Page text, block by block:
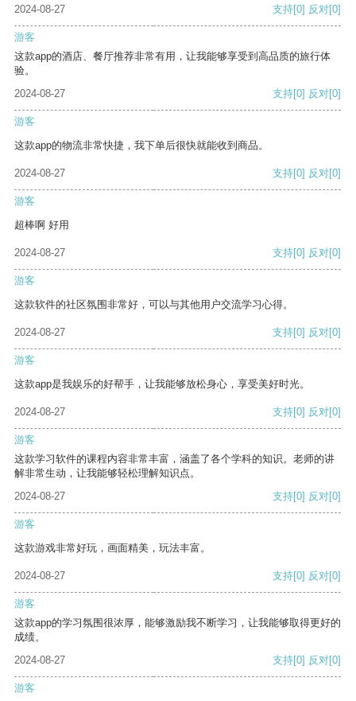
2024-08-27
支持[0] 反对[0]
游客
这款app的酒店、餐厅推荐非常有用，让我能够享受到高品质的旅行体
验。
2024-08-27
支持[0] 反对[0]
游客
这款app的物流非常快捷，我下单后很快就能收到商品。
2024-08-27 支持[0] 反对[0]
游客
超棒啊 好用
2024-08-27 支持[0] 反对[0]
游客
这款软件的社区氛围非常好，可以与其他用户交流学习心得。
2024-08-27 支持[0] 反对[0]
游客
这款app是我娱乐的好帮手，让我能够放松身心，享受美好时光。
2024-08-27 支持[0] 反对[0]
游客
这款学习软件的课程内容非常丰富，涵盖了各个学科的知识。老师的讲
解非常生动，让我能够轻松理解知识点。
2024-08-27
支持[0] 反对[0]
游客
这款游戏非常好玩，画面精美，玩法丰富。
2024-08-27 支持[0] 反对[0]
游客
这款app的学习氛围很浓厚，能够激励我不断学习，让我能够取得更好的
成绩。
2024-08-27
支持[0] 反对[0]
游客